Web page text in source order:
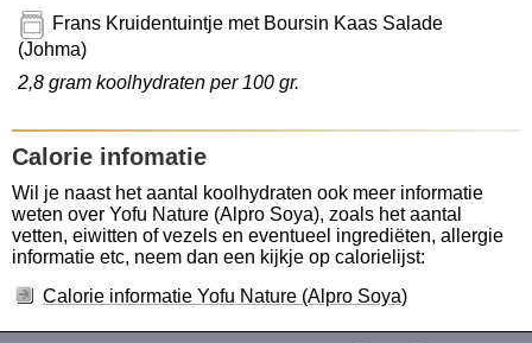
Frans Kruidentuintje met Boursin Kaas Salade
(Johma)
2,8 gram koolhydraten per 100 gr.
Calorie infomatie
Wil je naast het aantal koolhydraten ook meer informatie
weten over Yofu Nature (Alpro Soya), zoals het aantal
vetten, eiwitten of vezels en eventueel ingrediëten, allergie
informatie etc, neem dan een kijkje op calorielijst:
Calorie informatie Yofu Nature (Alpro Soya)